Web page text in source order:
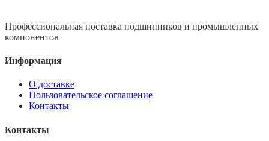
Профессиональная поставка подшипников и промышленных
компонентов
Информация
О доставке
Пользовательское соглашение
Контакты
Контакты